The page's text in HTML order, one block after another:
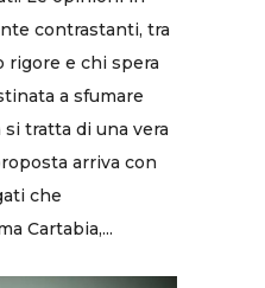
contrastanti, tra
rigore e chi spera
a sfumare
tratta di una vera
arriva con
che
Cartabia,...